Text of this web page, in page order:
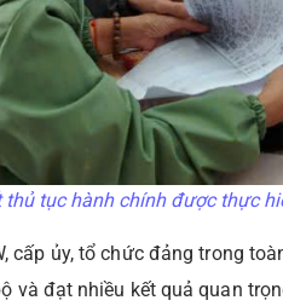
thủ tục hành chính được thực
cấp ủy, tổ chức đảng trong
và đạt nhiều kết quả quan